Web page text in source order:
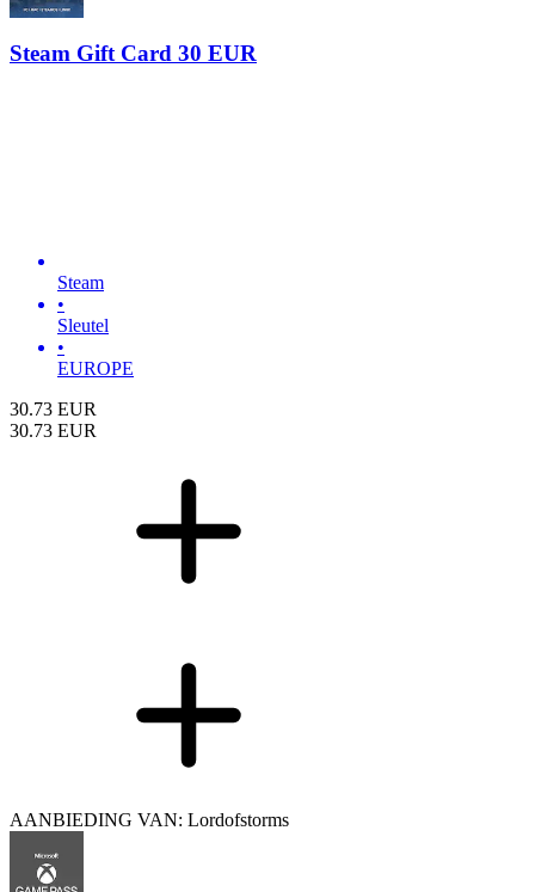
Steam Gift Card 30 EUR
Steam
•
Sleutel
•
EUROPE
30.73 EUR
30.73 EUR
AANBIEDING VAN: Lordofstorms